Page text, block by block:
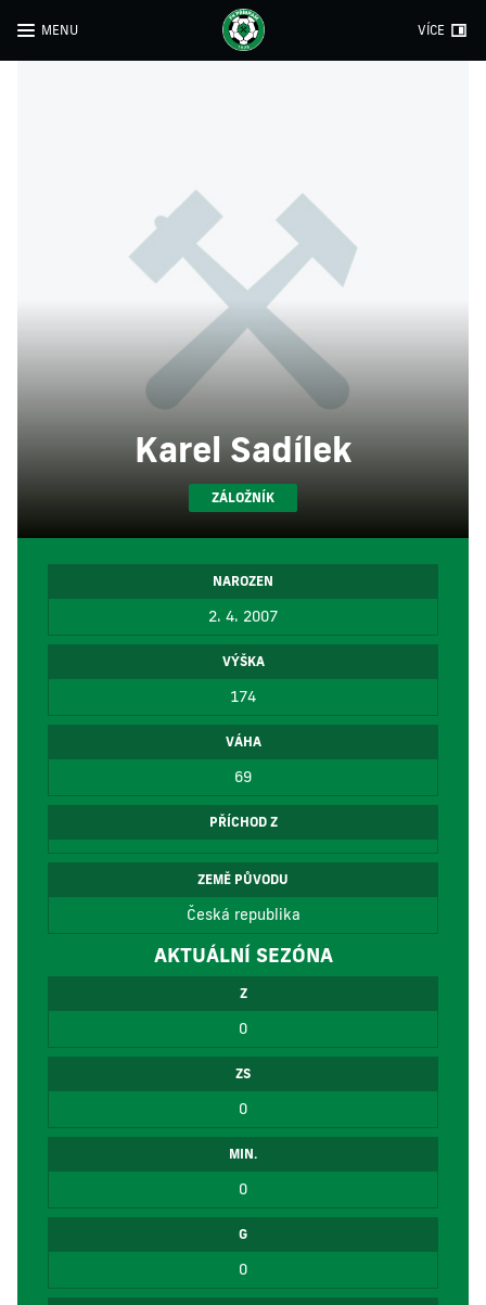
MENU VÍCE
Karel Sadílek
ZÁLOŽNÍK
NAROZEN
2. 4. 2007
VÝŠKA
174
VÁHA
69
PŘÍCHOD Z
ZEMĚ PŮVODU
Česká republika
AKTUÁLNÍ SEZÓNA
Z
0
ZS
0
MIN.
0
G
0